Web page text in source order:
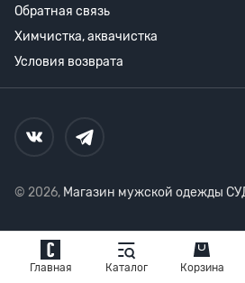
Главная Каталог Корзина
Обратная связь
Химчистка, аквачистка
Условия возврата
© 2026, Магазин мужской одежды